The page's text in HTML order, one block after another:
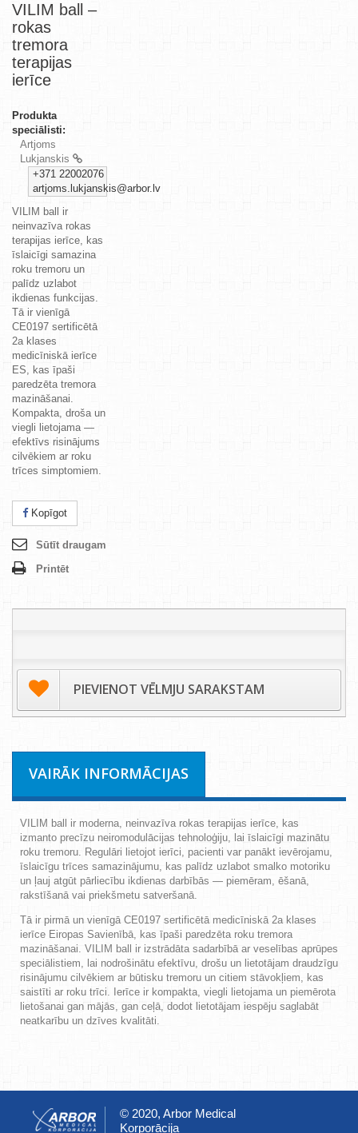
VILIM ball –
rokas
tremora
terapijas
ierīce
Produkta
speciālisti:
Artjoms
Lukjanskis
+371 22002076
artjoms.lukjanskis@arbor.lv
VILIM ball ir
neinvazīva rokas
terapijas ierīce, kas
īslaicīgi samazina
roku tremoru un
palīdz uzlabot
ikdienas funkcijas.
Tā ir vienīgā
CE0197 sertificētā
2a klases
medicīniskā ierīce
ES, kas īpaši
paredzēta tremora
mazināšanai.
Kompakta, droša un
viegli lietojama —
efektīvs risinājums
cilvēkiem ar roku
trīces simptomiem.
Kopīgot
Sūtīt draugam
Printēt
PIEVIENOT VĒLMJU SARAKSTAM
VAIRĀK INFORMĀCIJAS
VILIM ball ir moderna, neinvazīva rokas terapijas ierīce, kas
izmanto precīzu neiromodulācijas tehnoloģiju, lai īslaicīgi mazinātu
roku tremoru. Regulāri lietojot ierīci, pacienti var panākt ievērojamu,
īslaicīgu trīces samazinājumu, kas palīdz uzlabot smalko motoriku
un ļauj atgūt pārliecību ikdienas darbībās — piemēram, ēšanā,
rakstīšanā vai priekšmetu satveršanā.
Tā ir pirmā un vienīgā CE0197 sertificētā medicīniskā 2a klases
ierīce Eiropas Savienībā, kas īpaši paredzēta roku tremora
mazināšanai. VILIM ball ir izstrādāta sadarbībā ar veselības aprūpes
speciālistiem, lai nodrošinātu efektīvu, drošu un lietotājam draudzīgu
risinājumu cilvēkiem ar būtisku tremoru un citiem stāvokļiem, kas
saistīti ar roku trīci. Ierīce ir kompakta, viegli lietojama un piemērota
lietošanai gan mājās, gan ceļā, dodot lietotājam iespēju saglabāt
neatkarību un dzīves kvalitāti.
© 2020, Arbor Medical
Korporācija